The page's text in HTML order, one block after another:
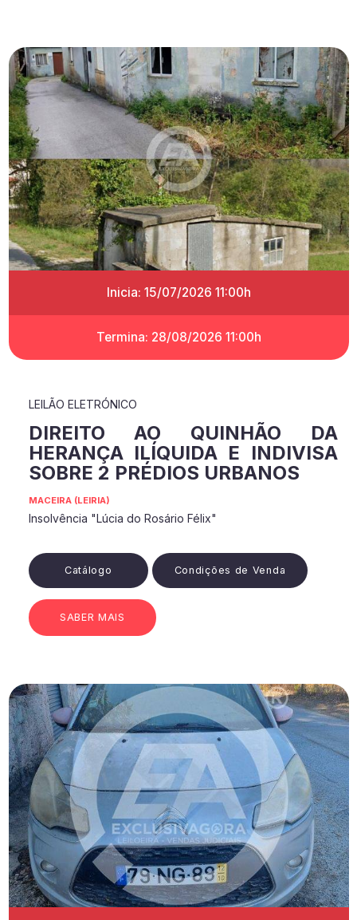
Inicia: 15/07/2026 11:00h
Termina: 28/08/2026 11:00h
LEILÃO ELETRÓNICO
DIREITO AO QUINHÃO DA
HERANÇA ILÍQUIDA E INDIVISA
SOBRE 2 PRÉDIOS URBANOS
MACEIRA (LEIRIA)
Insolvência "Lúcia do Rosário Félix"
Catálogo Condições de Venda
SABER MAIS